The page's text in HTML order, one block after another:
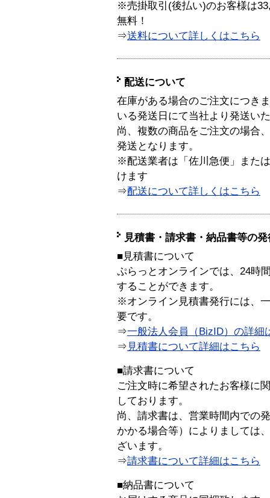
※売掛取引(後払い)のお客様は
無料！
⇒送料について詳しくはこちら
配送について
在庫がある場合のご注文につき
いる発送日にて当社より発送い
尚、複数の商品をご注文の場合
発送となります。
※配送業者は「佐川急便」また
けます
⇒配送について詳しくはこちら
見積書・請求書・納品書等の
■見積書について
ぷらっとオンラインでは、24時
することができます。
※オンライン見積書発行には、
要です。
⇒一般法人会員（BizID）の詳細
⇒ 見積書について詳細はこちら
■請求書について
ご注文時に希望されたお客様に
しております。
尚、請求書は、営業時間内での
かかる場合等）によりましては
ざいます。
⇒請求書について詳細はこちら
■納品書について